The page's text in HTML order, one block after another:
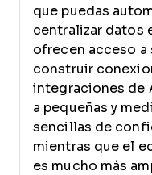
que puedas
centralizar datos
ofrecen acceso a
construir
integraciones de
a pequeñas y
sencillas de
mientras que el
es mucho más